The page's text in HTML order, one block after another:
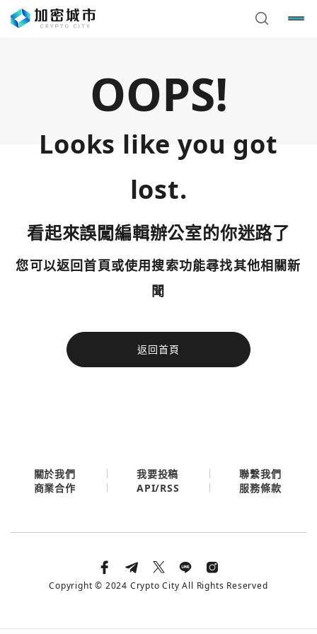
OOPS!
Looks like you got
lost.
看起來誤闖編輯辦公室的你迷路了
您可以返回首頁或使用搜索功能尋找其他相關新
聞
返回首頁
今日熱門
使用以下帳號繼續
您已閒置5分鐘，請點擊關閉按鈕或空白處，即可回到加密
今日熱門
關於我們 我要投稿
聯繫我們
商業合作
API/RSS 服務條款
Copyright © 2024 Crypto City All Rights Reserved